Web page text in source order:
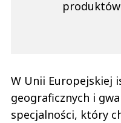
W Unii Europejskiej
geograficznych i
specjalności, który